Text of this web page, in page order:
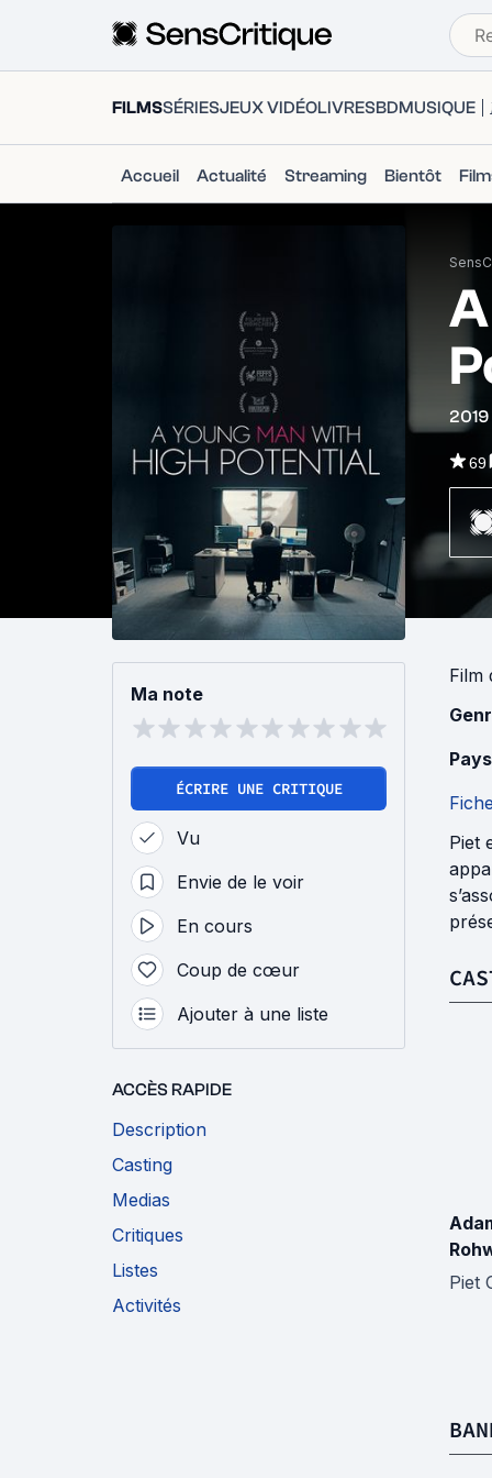
FILMSSÉRIESJEUX VIDÉOLIVRESBDMUSIQUE
Accueil Actualité Streaming Bientôt
2019
69
Ma note
ÉCRIRE UNE CRITIQUE
Vu
Envie de le voir
En cours
Coup de cœur
Ajouter à une liste
ACCÈS RAPIDE
Description
Casting
Medias
Critiques
Listes
Activités
Film
Piet
Piet